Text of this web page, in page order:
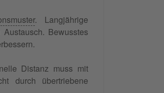
. Langjährige
Bewusstes
Distanz muss mit
durch übertriebene